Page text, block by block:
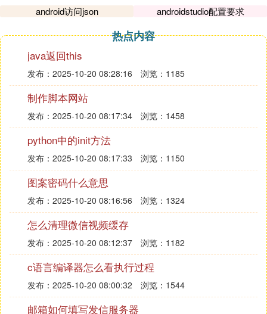
1 保活领域应用最为广泛，利用系统的漏洞来启动一
会在通知栏生成一个Notification,用户无法察觉，但是
优先级要高于普通的后台进程。
2 实现思路
思路一：当API<18，启动前台的Service直接传入ne
w Notification()；
思路二：当API >= 18,同时启动两个id相同的前台Ser
vice，然后再将后启动的Service做stop处理
代码这样写：
java]view plain
importandroid.app.Notification;
importandroid.app.Service;
importandroid.content.Intent;
importandroid.os.Build;
importandroid.os.IBinder;
android访问json
androidstudio配置要求
热点内容
java返回this
发布：2025-10-20 08:28:16 浏览：1185
制作脚本网站
发布：2025-10-20 08:17:34 浏览：1458
python中的init方法
发布：2025-10-20 08:17:33 浏览：1150
图案密码什么意思
发布：2025-10-20 08:16:56 浏览：1324
怎么清理微信视频缓存
发布：2025-10-20 08:12:37 浏览：1182
c语言编译器怎么看执行过程
发布：2025-10-20 08:00:32 浏览：1544
邮箱如何填写发信服务器